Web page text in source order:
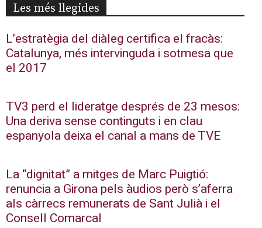
Les més llegides
L’estratègia del diàleg certifica el fracàs:
Catalunya, més intervinguda i sotmesa que
el 2017
TV3 perd el lideratge després de 23 mesos:
Una deriva sense continguts i en clau
espanyola deixa el canal a mans de TVE
La “dignitat” a mitges de Marc Puigtió:
renuncia a Girona pels àudios però s’aferra
als càrrecs remunerats de Sant Julià i el
Consell Comarcal